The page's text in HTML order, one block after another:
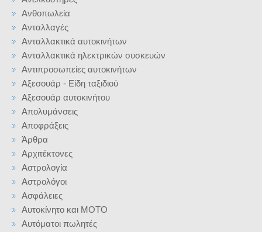
Ανθοπωλεία
Ανταλλαγές
Ανταλλακτικά αυτοκινήτων
Ανταλλακτικά ηλεκτρικών συσκευών
Αντιπροσωπείες αυτοκινήτων
Αξεσουάρ - Είδη ταξιδιού
Αξεσουάρ αυτοκινήτου
Απολυμάνσεις
Αποφράξεις
Άρθρα
Αρχιτέκτονες
Αστρολογία
Αστρολόγοι
Ασφάλειες
Αυτοκίνητο και ΜΟΤΟ
Αυτόματοι πωλητές